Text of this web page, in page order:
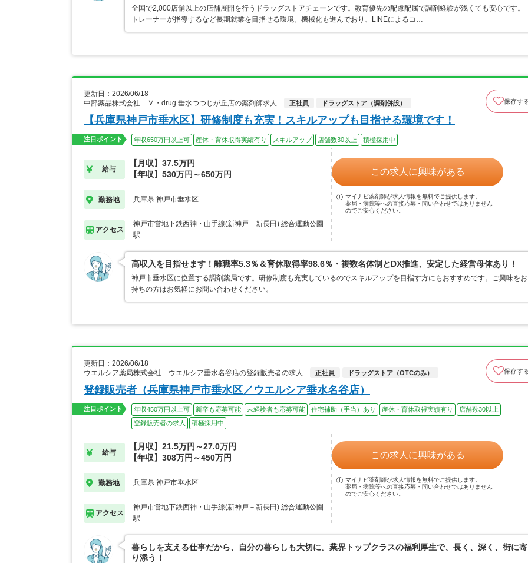
全国で2,000店舗以上の店舗展開を行うドラッグストアチェーンです。教育優先の配慮配属で調剤経験が浅くても安心です。
トレーナーが指導するなど長期就業を目指せる環境。機械化も進んでおり、LINEによるコ…
更新日：2026/06/18
中部薬品株式会社 Ｖ・drug 垂水つつじが丘店の薬剤師求人
正社員 ドラッグストア（調剤併設） 保存す
【兵庫県神戸市垂水区】研修制度も充実！スキルアップも目指せる環境です！
注目ポイント 年収650万円以上可 産休・育休取得実績有り スキルアップ 店舗数30以上 積極採用中
給与
【月収】37.5万円
【年収】530万円～650万円
勤務地 兵庫県 神戸市垂水区
アクセス
神戸市営地下鉄西神・山手線(新神戸－新長田) 総合運動公園
駅
この求人に興味がある
マイナビ薬剤師が求人情報を無料でご提供します。
薬局・病院等への直接応募・問い合わせではありません
のでご安心ください。
高収入を目指せます！離職率5.3％＆育休取得率98.6％・複数名体制とDX推進、安定した経営母体あり！
神戸市垂水区に位置する調剤薬局です。研修制度も充実しているのでスキルアップを目指す方にもおすすめです。ご興味をお
持ちの方はお気軽にお問い合わせください。
更新日：2026/06/18
ウエルシア薬局株式会社 ウエルシア垂水名谷店の登録販売者の求人
正社員 ドラッグストア（OTCのみ） 保存す
登録販売者（兵庫県神戸市垂水区／ウエルシア垂水名谷店）
注目ポイント 年収450万円以上可 新卒も応募可能 未経験者も応募可能 住宅補助（手当）あり 産休・育休取得実績有り
店舗数30以上
登録販売者の求人
積極採用中
給与
【月収】21.5万円～27.0万円
【年収】308万円～450万円
勤務地 兵庫県 神戸市垂水区
アクセス
神戸市営地下鉄西神・山手線(新神戸－新長田) 総合運動公園
駅
この求人に興味がある
マイナビ薬剤師が求人情報を無料でご提供します。
薬局・病院等への直接応募・問い合わせではありません
のでご安心ください。
暮らしを支える仕事だから、自分の暮らしも大切に。業界トップクラスの福利厚生で、長く、深く、街に寄
り添う！